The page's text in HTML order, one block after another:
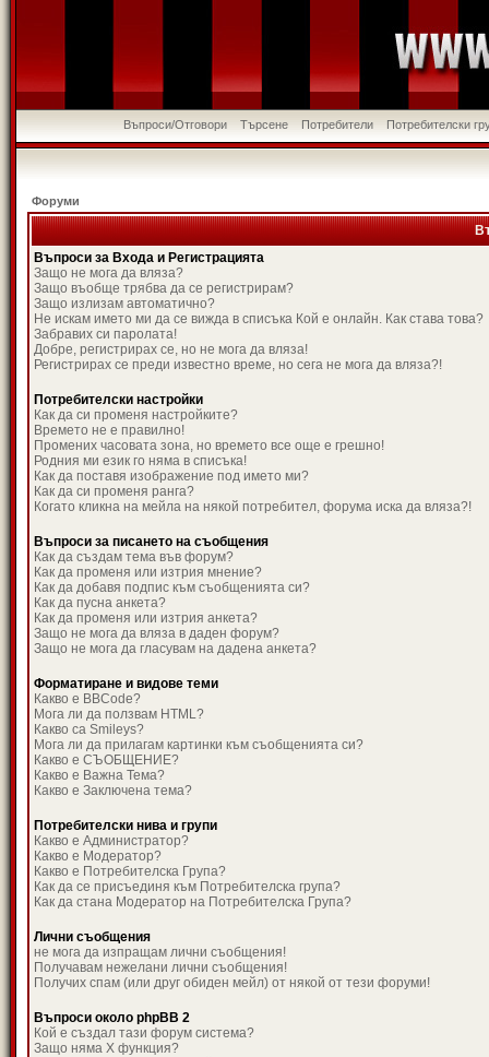
Въпроси/Отговори Търсене Потребители Потребителски
Форуми
Въпроси за Входа и Регистрацията
Защо не мога да вляза?
Защо въобще трябва да се регистрирам?
Защо излизам автоматично?
Не искам името ми да се вижда в списъка Кой е онлайн. Как става това?
Забравих си паролата!
Добре, регистрирах се, но не мога да вляза!
Регистрирах се преди известно време, но сега не мога да вляза?!
Потребителски настройки
Как да си променя настройките?
Времето не е правилно!
Промених часовата зона, но времето все още е грешно!
Родния ми език го няма в списъка!
Как да поставя изображение под името ми?
Как да си променя ранга?
Когато кликна на мейла на някой потребител, форума иска да вляза?!
Въпроси за писането на съобщения
Как да създам тема във форум?
Как да променя или изтрия мнение?
Как да добавя подпис към съобщенията си?
Как да пусна анкета?
Как да променя или изтрия анкета?
Защо не мога да вляза в даден форум?
Защо не мога да гласувам на дадена анкета?
Форматиране и видове теми
Какво е BBCode?
Мога ли да ползвам HTML?
Какво са Smileys?
Мога ли да прилагам картинки към съобщенията си?
Какво е СЪОБЩЕНИЕ?
Какво е Важна Тема?
Какво е Заключена тема?
Потребителски нива и групи
Какво е Администратор?
Какво е Модератор?
Какво е Потребителска Група?
Как да се присъединя към Потребителска група?
Как да стана Модератор на Потребителска Група?
Лични съобщения
не мога да изпращам лични съобщения!
Получавам нежелани лични съобщения!
Получих спам (или друг обиден мейл) от някой от тези форуми!
Въпроси около phpBB 2
Кой е създал тази форум система?
Защо няма X функция?